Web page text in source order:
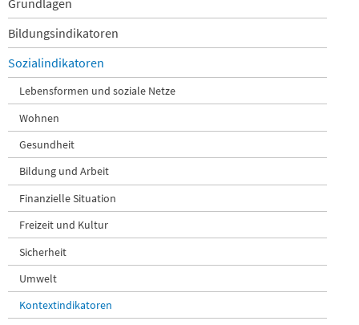
Navigation
überspringen
Grundlagen
Bildungsindikatoren
Sozialindikatoren
Lebensformen und soziale Netze
Wohnen
Gesundheit
Bildung und Arbeit
Finanzielle Situation
Freizeit und Kultur
Sicherheit
Umwelt
Kontextindikatoren